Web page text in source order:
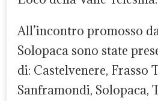
All’incontro promosso
Solopaca sono state
di: Castelvenere, Frasso
Sanframondi, Solopaca,